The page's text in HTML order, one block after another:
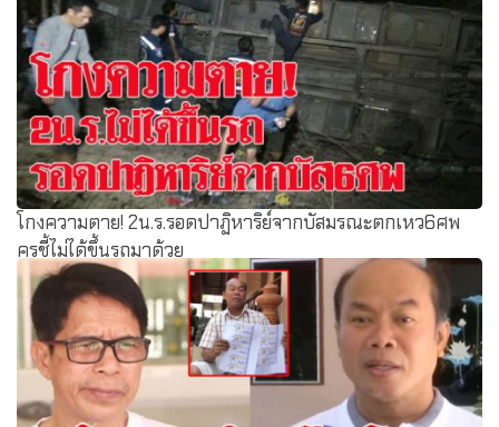
โกงความตาย! 2น.ร.รอดปาฏิหาริย์จากบัสมรณะตกเหว6ศพ
ครูชี้ไม่ได้ขึ้นรถมาด้วย